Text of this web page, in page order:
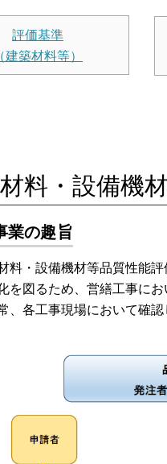
評価基準
（建築材料等）
料・設備機
業の趣旨
料・設備機材等品質性能
を図るため、営繕工事に
、各工事現場において確